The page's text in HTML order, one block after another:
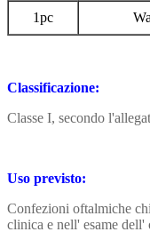
1pc
Classificazione:
Classe I, secondo
Uso previsto:
Confezioni oftalmiche
clinica e nell' esame